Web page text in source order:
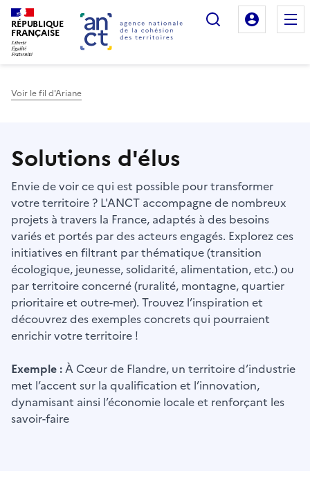
RÉPUBLIQUE
FRANÇAISE
Rechercher
Mon
Voir le fil d'Ariane
Solutions d'élus
Envie de voir ce qui est possible pour transformer
votre territoire ? L'ANCT accompagne de nombreux
projets à travers la France, adaptés à des besoins
variés et portés par des acteurs engagés. Explorez ces
initiatives en filtrant par thématique (transition
écologique, jeunesse, solidarité, alimentation, etc.) ou
par territoire concerné (ruralité, montagne, quartier
prioritaire et outre-mer). Trouvez l’inspiration et
découvrez des exemples concrets qui pourraient
enrichir votre territoire !
Exemple :À Cœur de Flandre, un territoire d’industrie
met l’accent sur la qualification et l’innovation,
dynamisant ainsi l’économie locale et renforçant les
savoir-faire